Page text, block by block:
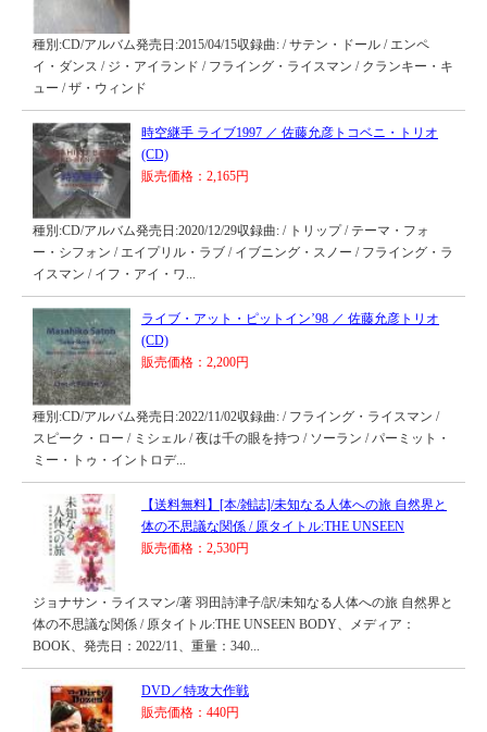
種別:CD/アルバム発売日:2015/04/15収録曲: / サテン・ドール / エンペ
イ・ダンス / ジ・アイランド / フライング・ライスマン / クランキー・キ
ュー / ザ・ウィンド
時空継手 ライブ1997 ／ 佐藤允彦トコベニ・トリオ
(CD)
販売価格：2,165円
種別:CD/アルバム発売日:2020/12/29収録曲: / トリップ / テーマ・フォ
ー・シフォン / エイプリル・ラブ / イブニング・スノー / フライング・ラ
イスマン / イフ・アイ・ワ...
ライブ・アット・ピットイン’98 ／ 佐藤允彦トリオ
(CD)
販売価格：2,200円
種別:CD/アルバム発売日:2022/11/02収録曲: / フライング・ライスマン /
スピーク・ロー / ミシェル / 夜は千の眼を持つ / ソーラン / パーミット・
ミー・トゥ・イントロデ...
【送料無料】[本/雑誌]/未知なる人体への旅 自然界と
体の不思議な関係 / 原タイトル:THE UNSEEN
販売価格：2,530円
ジョナサン・ライスマン/著 羽田詩津子/訳/未知なる人体への旅 自然界と
体の不思議な関係 / 原タイトル:THE UNSEEN BODY、メディア：
BOOK、発売日：2022/11、重量：340...
DVD／特攻大作戦
販売価格：440円